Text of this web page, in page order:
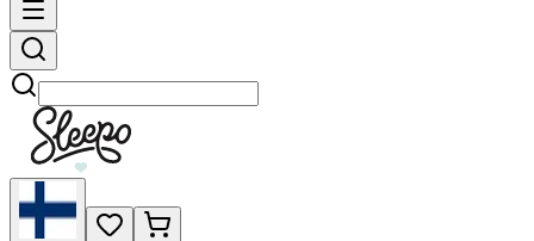
Etsi